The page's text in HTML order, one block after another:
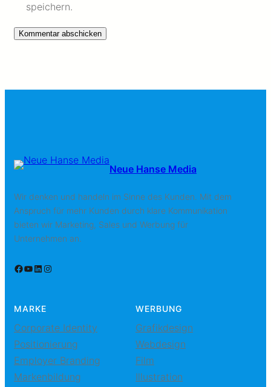
speichern.
Neue Hanse Media
Wir denken und handeln im Sinne des Kunden. Mit dem
Anspruch für mehr Kunden durch klare Kommunikation
bieten wir Marketing, Sales und Werbung für
Unternehmen an.
Facebook YouTube LinkedIn Instagram
MARKE
Corporate Identity
Positionierung
Employer Branding
Markenbildung
WERBUNG
Grafikdesign
Webdesign
Film
Illustration